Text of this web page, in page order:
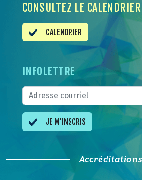
CONSULTEZ LE CALENDRIER
CALENDRIER
INFOLETTRE
JE M'INSCRIS
Accréditations